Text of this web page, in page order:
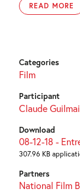
READ MORE
Categories
Film
Participant
Claude
Download
08-12-18 -
307.96 KB
Partners
National Film